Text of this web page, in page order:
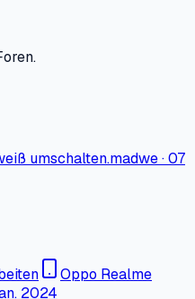
umschalten.madwe·07
Oppo Realme
2024